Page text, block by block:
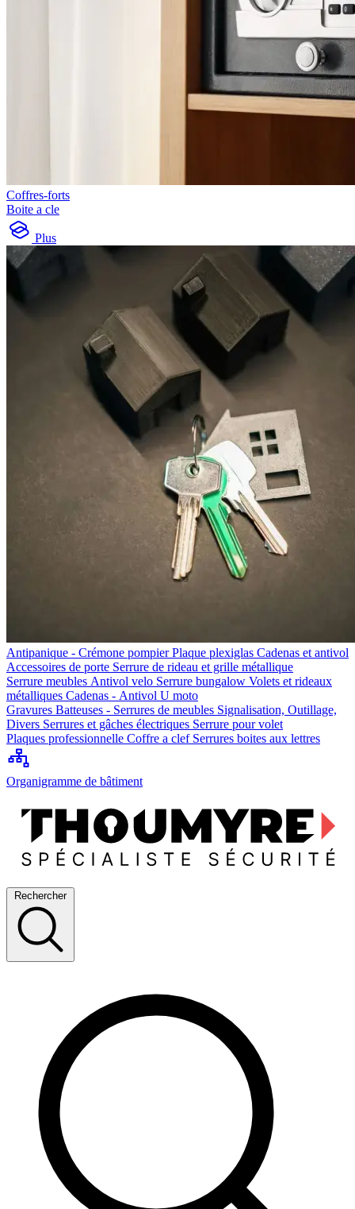
Coffres-forts
Boite a cle
Plus
Antipanique - Crémone pompierPlaque plexiglas Cadenas et antivol
Accessoires de porte Serrure de rideau et grille métallique
Serrure meubles Antivol velo Serrure bungalow Volets et rideaux
métalliques Cadenas - Antivol U moto
Gravures Batteuses - Serrures de meubles Signalisation, Outillage,
Divers Serrures et gâches électriques Serrure pour volet
Plaques professionnelle Coffre a clef Serrures boites aux lettres
Organigramme de bâtiment
Rechercher